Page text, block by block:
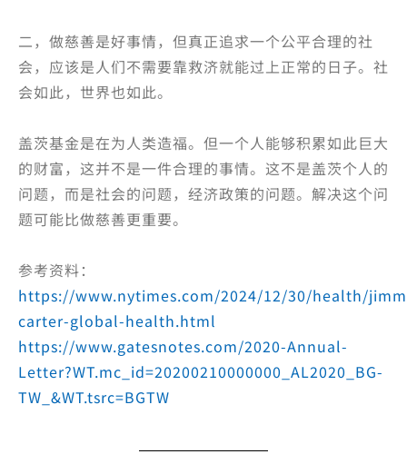
二，做慈善是好事情，但真正追求一个公平合理的社
会，应该是人们不需要靠救济就能过上正常的日子。社
会如此，世界也如此。
盖茨基金是在为人类造福。但一个人能够积累如此巨大
的财富，这并不是一件合理的事情。这不是盖茨个人的
问题，而是社会的问题，经济政策的问题。解决这个问
题可能比做慈善更重要。
参考资料：
https://www.nytimes.com/2024/12/30/health/
carter-global-health.html
https://www.gatesnotes.com/2020-Annual-
Letter?WT.mc_id=20200210000000_AL2020_BG-
TW_&WT.tsrc=BGTW